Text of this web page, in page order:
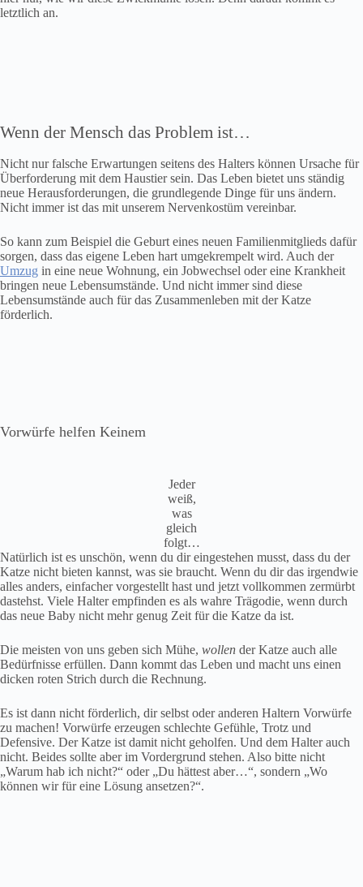
letztlich an.
Wenn der Mensch das Problem ist…
Nicht nur falsche Erwartungen seitens des Halters können Ursache für
Überforderung mit dem Haustier sein. Das Leben bietet uns ständig
neue Herausforderungen, die grundlegende Dinge für uns ändern.
Nicht immer ist das mit unserem Nervenkostüm vereinbar.
So kann zum Beispiel die Geburt eines neuen Familienmitglieds dafür
sorgen, dass das eigene Leben hart umgekrempelt wird. Auch der
Umzug in eine neue Wohnung, ein Jobwechsel oder eine Krankheit
bringen neue Lebensumstände. Und nicht immer sind diese
Lebensumstände auch für das Zusammenleben mit der Katze
förderlich.
Vorwürfe helfen Keinem
Jeder
weiß,
was
gleich
folgt…
Natürlich ist es unschön, wenn du dir eingestehen musst, dass du der
Katze nicht bieten kannst, was sie braucht. Wenn du dir das irgendwie
alles anders, einfacher vorgestellt hast und jetzt vollkommen zermürbt
dastehst. Viele Halter empfinden es als wahre Trägodie, wenn durch
das neue Baby nicht mehr genug Zeit für die Katze da ist.
Die meisten von uns geben sich Mühe, wollen der Katze auch alle
Bedürfnisse erfüllen. Dann kommt das Leben und macht uns einen
dicken roten Strich durch die Rechnung.
Es ist dann nicht förderlich, dir selbst oder anderen Haltern Vorwürfe
zu machen! Vorwürfe erzeugen schlechte Gefühle, Trotz und
Defensive. Der Katze ist damit nicht geholfen. Und dem Halter auch
nicht. Beides sollte aber im Vordergrund stehen. Also bitte nicht
„Warum hab ich nicht?“ oder „Du hättest aber…“, sondern „Wo
können wir für eine Lösung ansetzen?“.